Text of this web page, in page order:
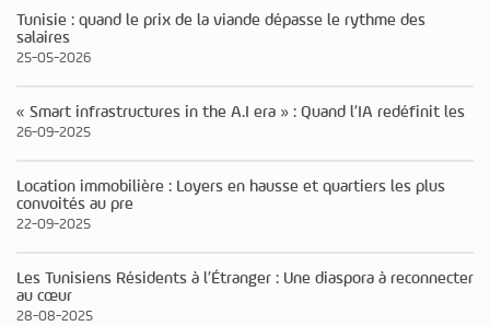
Tunisie : quand le prix de la viande dépasse le rythme des
salaires
25-05-2026
« Smart infrastructures in the A.I era » : Quand l’IA redéfinit les
26-09-2025
Location immobilière : Loyers en hausse et quartiers les plus
convoités au pre
22-09-2025
Les Tunisiens Résidents à l’Étranger : Une diaspora à reconnecter
au cœur
28-08-2025